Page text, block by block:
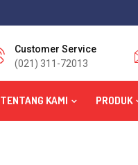
Customer Service
(021) 311-72013
TENTANG KAMI PRODUK